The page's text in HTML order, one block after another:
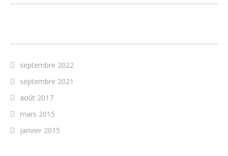
septembre 2022
septembre 2021
août 2017
mars 2015
janvier 2015